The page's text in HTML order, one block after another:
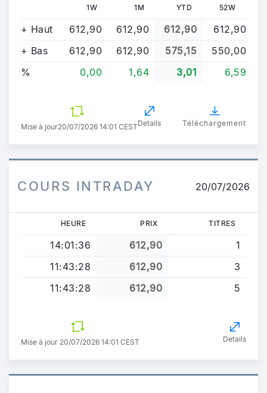
1W 1M YTD 52W
+ Haut 612,90 612,90 612,90
612,90
+ Bas
612,90 612,90 575,15
550,00
%
0,00 1,64 3,01 6,59
Mise à jour20/07/2026 14:01 CESTDetails Téléchargement
COURS INTRADAY 20/07/2026
HEURE PRIX TITRES
14:01:36 612,90
1
11:43:28
612,90
3
11:43:28
612,90 5
Mise à jour 20/07/2026 14:01 CEST Details